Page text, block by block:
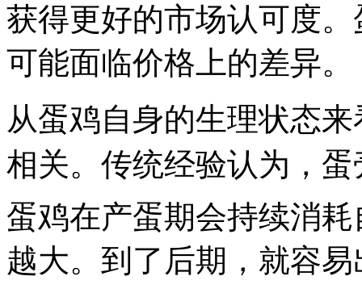
获得更好的市场认可度
可能面临价格上的差异。
从蛋鸡自身的生理状态
相关。传统经验认为，
蛋鸡在产蛋期会持续消
越大。到了后期，就容